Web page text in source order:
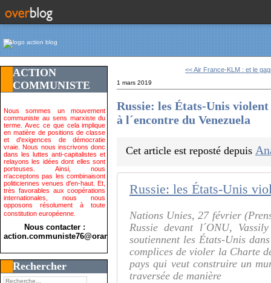
ACTION
COMMUNISTE
Nous sommes un mouvement
communiste au sens marxiste du
terme. Avec ce que cela implique
en matière de positions de classe
et d'exigences de démocratie
vraie. Nous nous inscrivons donc
dans les luttes anti-capitalistes et
relayons les idées dont elles sont
porteuses. Ainsi, nous
n'acceptons pas les combinaisont
politiciennes venues d'en-haut. Et,
très favorables aux coopérations
internationales, nous nous
opposons résolument à toute
constitution européenne.
Nous contacter :
action.communiste76@orange.fr>
Rechercher
<< Air France-KLM : et le
1 mars 2019
Russie: les États-Unis
à l´encontre du Venezuela
Cet article est reposté depuis
Nations Unies, 27 février
Russie devant l´ONU,
soutiennent les États-Unis
complices de violer la Charte
pays qui veut construire un
traversée de manière